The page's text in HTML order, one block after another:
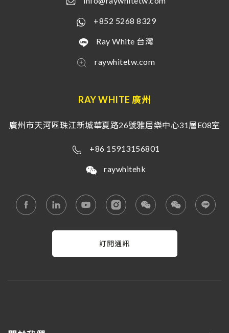
+852 5268 8329
Ray White 台灣
raywhitetw.com
RAY WHITE 廣州
廣州市天河區珠江新城華夏路26號雅居樂中心31層E08室
+86 15913156801
raywhitehk
訂閱通訊